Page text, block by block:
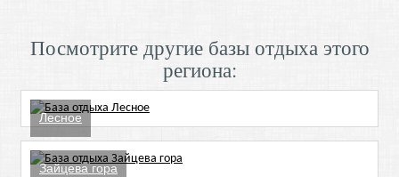
Посмотрите другие базы отдыха этого
региона:
Лесное
Зайцева гора